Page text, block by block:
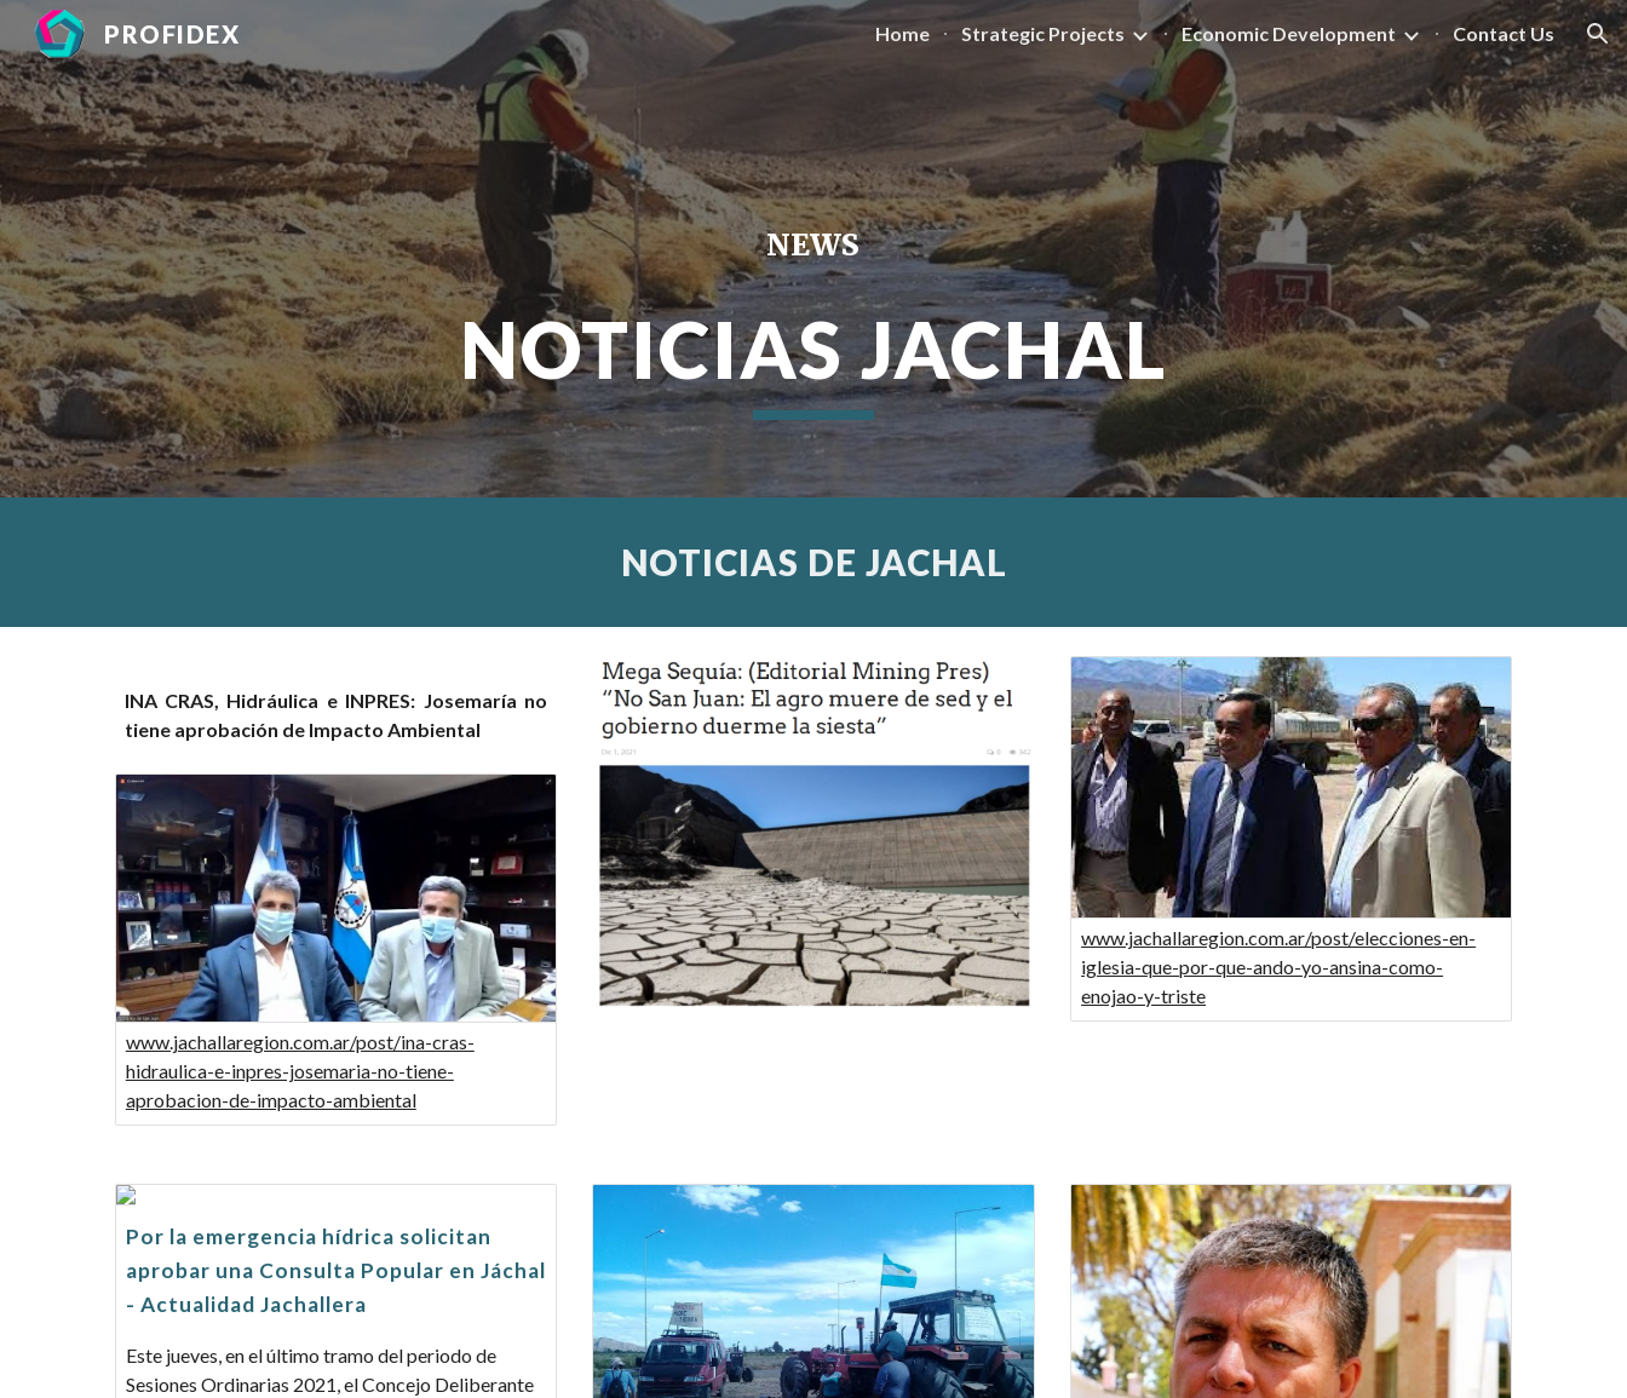
Skip to main content Skip to navigation
PROFIDEX Home Strategic Projects Economic Development Contact Us
NEWS
NOTICIAS JACHAL
NOTICIAS DE JACHAL
INA CRAS, Hidráulica e INPRES: Josemaría no
tiene aprobación de Impacto Ambiental
www.jachallaregion.com.ar/post/ina-cras-
hidraulica-e-inpres-josemaria-no-tiene-
aprobacion-de-impacto-ambiental
www.jachallaregion.com.ar/post/elecciones-en-
iglesia-que-por-que-ando-yo-ansina-como-
enojao-y-triste
Por la emergencia hídrica solicitan
aprobar una Consulta Popular en Jáchal
- Actualidad Jachallera
Este jueves, en el último tramo del periodo de
Sesiones Ordinarias 2021, el Concejo Deliberante